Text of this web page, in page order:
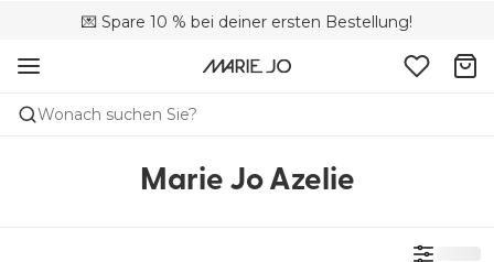
💌 Spare 10 % bei deiner ersten Bestellung!
🚚 Kostenloser Versand bei Bestellungen über CHF 150
📦 Kostenlose Rücksendungen
Wonach suchen Sie?
Marie Jo Azelie